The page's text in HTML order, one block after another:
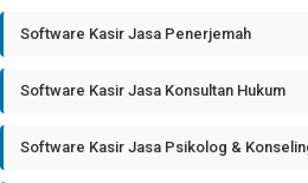
Software Kasir Jasa Penerjemah
Software Kasir Jasa Konsultan Hukum
Software Kasir Jasa Psikolog &